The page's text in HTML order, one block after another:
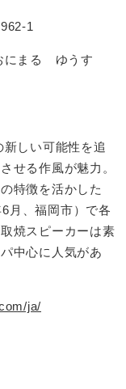
1
にまる ゆうす
しい可能性を追
せる作風が魅力。
特徴を活かした
月、福岡市）で各
焼スピーカーは素
中心に人気があ
ja/